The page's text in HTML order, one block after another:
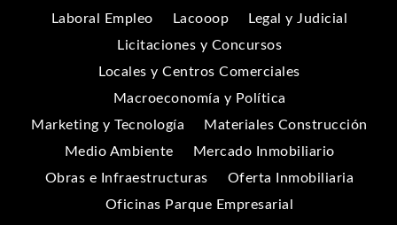
Laboral Empleo
Lacooop
Legal y Judicial
Licitaciones y Concursos
Locales y Centros Comerciales
Macroeconomía y Política
Marketing y Tecnología
Materiales Construcción
Medio Ambiente
Mercado Inmobiliario
Obras e Infraestructuras
Oferta Inmobiliaria
Oficinas Parque Empresarial